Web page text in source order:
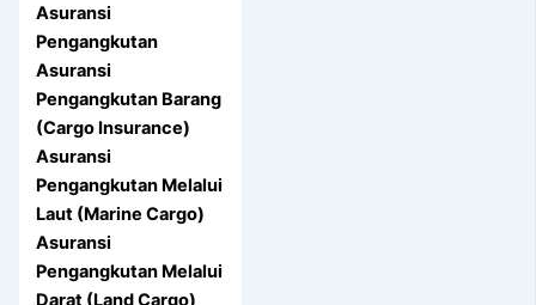
Asuransi
Pengangkutan
Asuransi
Pengangkutan Barang
(Cargo Insurance)
Asuransi
Pengangkutan Melalui
Laut (Marine Cargo)
Asuransi
Pengangkutan Melalui
Darat (Land Cargo)